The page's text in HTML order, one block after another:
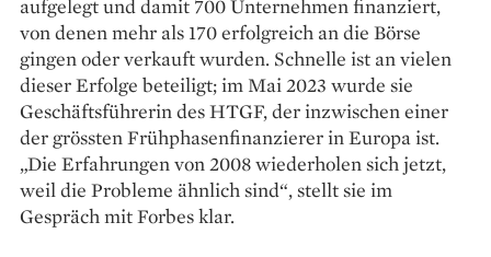
aufgelegt und damit 700 Unternehmen finanziert,
von denen mehr als 170 erfolgreich an die Börse
gingen oder verkauft wurden. Schnelle ist an vielen
dieser Erfolge beteiligt; im Mai 2023 wurde sie
Geschäftsführerin des HTGF, der inzwischen einer
der grössten Frühphasen­finanzierer in Europa ist.
„Die Erfahrungen von 2008 wiederholen sich jetzt,
weil die Probleme ähnlich sind“, stellt sie im
Gespräch mit Forbes klar.